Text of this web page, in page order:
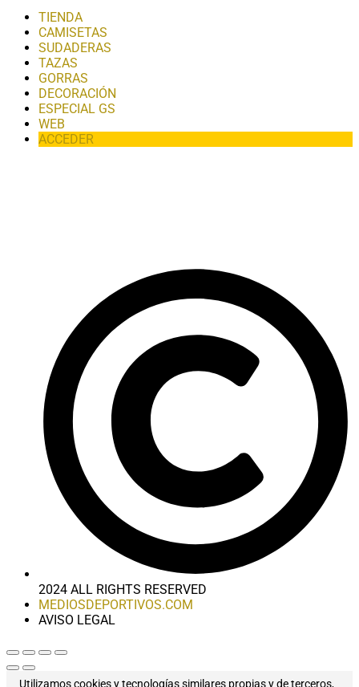
TIENDA
CAMISETAS
SUDADERAS
TAZAS
GORRAS
DECORACIÓN
ESPECIAL GS
WEB
ACCEDER
2024 ALL RIGHTS RESERVED
MEDIOSDEPORTIVOS.COM
AVISO LEGAL
Utilizamos cookies y tecnologías similares propias y de terceros,